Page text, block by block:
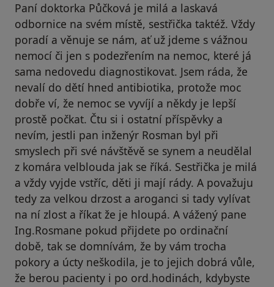
Paní doktorka Půčková je milá a laskavá
odbornice na svém místě, sestřička taktéž. Vždy
poradí a věnuje se nám, ať už jdeme s vážnou
nemocí či jen s podezřením na nemoc, které já
sama nedovedu diagnostikovat. Jsem ráda, že
nevalí do dětí hned antibiotika, protože moc
dobře ví, že nemoc se vyvíjí a někdy je lepší
prostě počkat. Čtu si i ostatní příspěvky a
nevím, jestli pan inženýr Rosman byl při
smyslech při své návštěvě se synem a neudělal
z komára velblouda jak se říká. Sestřička je milá
a vždy vyjde vstříc, děti ji mají rády. A považuju
tedy za velkou drzost a aroganci si tady vylívat
na ní zlost a říkat že je hloupá. A vážený pane
Ing.Rosmane pokud přijdete po ordinační
době, tak se domnívám, že by vám trocha
pokory a úcty neškodila, je to jejich dobrá vůle,
že berou pacienty i po ord.hodinách, kdybyste